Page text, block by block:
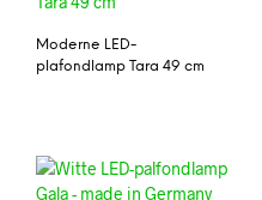
Moderne LED-
plafondlamp Tara 49 cm